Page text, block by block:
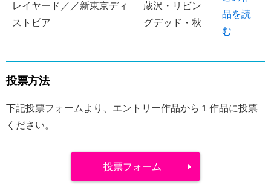
レイヤード／／新東京ディ
ストピア
蔵沢・リビン
グデッド・秋
品を読
む
投票方法
下記投票フォームより、エントリー作品から１作品に投票
ください。
投票フォーム